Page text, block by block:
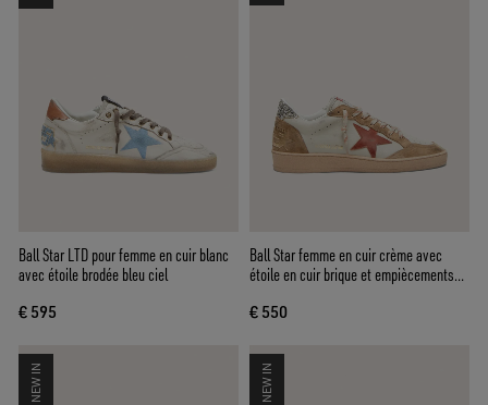
Ball Star LTD pour femme en cuir blanc
avec étoile brodée bleu ciel
€ 595
Ball Star femme en cuir crème avec
étoile en cuir brique et empiècements
€ 550
NEW IN NEW IN